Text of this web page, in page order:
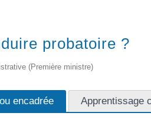
probatoire ?
(Première ministre)
encadrée Apprentissage